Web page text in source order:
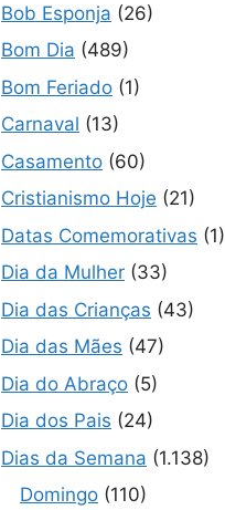
Bob Esponja (26)
Bom Dia (489)
Bom Feriado (1)
Carnaval (13)
Casamento (60)
Cristianismo Hoje (21)
Datas Comemorativas (1)
Dia da Mulher (33)
Dia das Crianças (43)
Dia das Mães (47)
Dia do Abraço (5)
Dia dos Pais (24)
Dias da Semana (1.138)
Domingo (110)